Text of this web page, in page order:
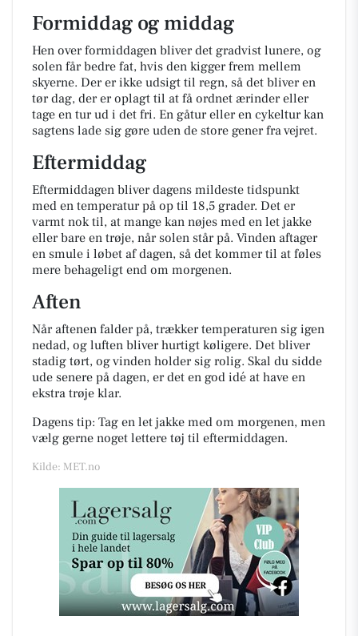
Formiddag og middag
Hen over formiddagen bliver det gradvist lunere, og
solen får bedre fat, hvis den kigger frem mellem
skyerne. Der er ikke udsigt til regn, så det bliver en
tør dag, der er oplagt til at få ordnet ærinder eller
tage en tur ud i det fri. En gåtur eller en cykeltur kan
sagtens lade sig gøre uden de store gener fra vejret.
Eftermiddag
Eftermiddagen bliver dagens mildeste tidspunkt
med en temperatur på op til 18,5 grader. Det er
varmt nok til, at mange kan nøjes med en let jakke
eller bare en trøje, når solen står på. Vinden aftager
en smule i løbet af dagen, så det kommer til at føles
mere behageligt end om morgenen.
Aften
Når aftenen falder på, trækker temperaturen sig igen
nedad, og luften bliver hurtigt køligere. Det bliver
stadig tørt, og vinden holder sig rolig. Skal du sidde
ude senere på dagen, er det en god idé at have en
ekstra trøje klar.
Dagens tip: Tag en let jakke med om morgenen, men
vælg gerne noget lettere tøj til eftermiddagen.
Kilde: MET.no